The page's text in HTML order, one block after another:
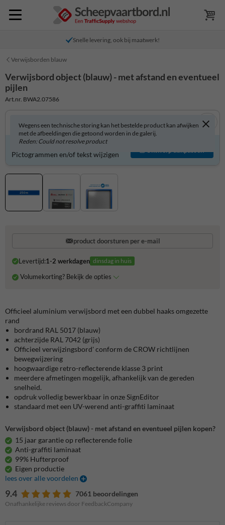
Snelle levering, ook bij maatwerk!
Verwijsborden blauw
Verwijsbord object (blauw) - met afstand en eventueel
pijlen
Art.nr. BWA2.07586
Wegens een technische storing kan het bestelde product kan afwijken
met de afbeeldingen die getoond worden in de galerij.
Reden: Could not resolve product
Verwijsbord zelf aanpassen?
Pictogrammen en/of tekst wijzigen
Ontwerp aanpassen
product doorsturen per e-mail
Levertijd:1-2 werkdagen dinsdag in huis
Volumekorting? Bekijk de opties
Officieel aluminium verwijsbord met een dubbel haaks omgezette
rand
bordrand RAL 5017 (blauw)
achterzijde RAL 7042 (grijs)
Officieel verwijzingsbord' conform de CROW richtlijnen
bewegwijzering
hoogwaardige retro-reflecterende klasse 3 print
meerdere afmetingen mogelijk, afhankelijk van de gereden
snelheid.
opdruk volledig bewerkbaar in onze SignEditor
standaard met een UV-werend anti-graffiti laminaat
Verwijsbord object (blauw) - met afstand en eventueel pijlen kopen?
15 jaar garantie op reflecterende folie
Anti-graffiti laminaat
99% Hufterproof
Eigen productie
lees over alle voordelen
9.4 7061 beoordelingen
Onafhankelijke reviews door FeedbackCompany